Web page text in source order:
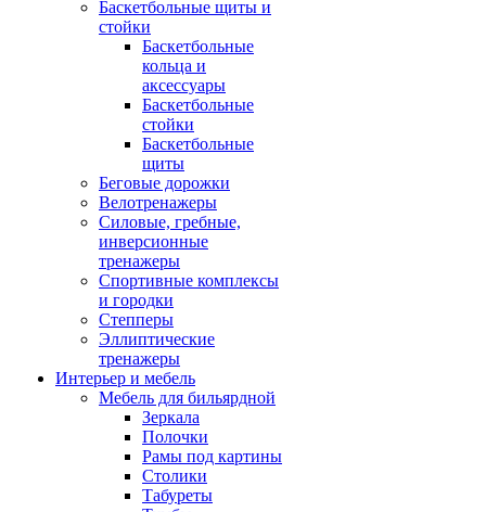
Баскетбольные щиты и
стойки
Баскетбольные
кольца и
аксессуары
Баскетбольные
стойки
Баскетбольные
щиты
Беговые дорожки
Велотренажеры
Силовые, гребные,
инверсионные
тренажеры
Спортивные комплексы
и городки
Степперы
Эллиптические
тренажеры
Интерьер и мебель
Мебель для бильярдной
Зеркала
Полочки
Рамы под картины
Столики
Табуреты